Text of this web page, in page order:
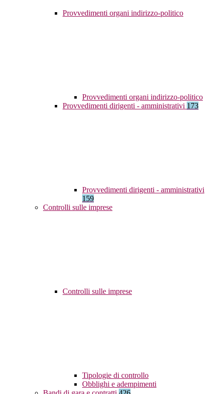
Provvedimenti organi indirizzo-politico
Provvedimenti organi indirizzo-politico
Provvedimenti dirigenti - amministrativi 173
Provvedimenti dirigenti - amministrativi
159
Controlli sulle imprese
Controlli sulle imprese
Tipologie di controllo
Obblighi e adempimenti